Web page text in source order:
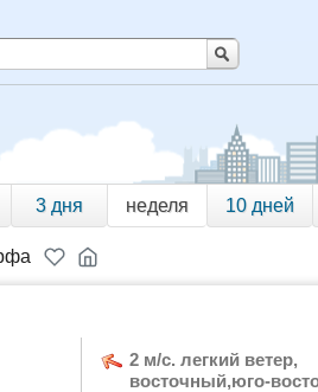
3 дня неделя 10 дней
2 м/с. легкий ветер,
восточный,юго-